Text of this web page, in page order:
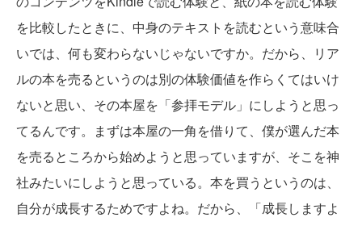
を比較したときに、中身のテキストを読むという意味合
いでは、何も変わらないじゃないですか。だから、リア
ルの本を売るというのは別の体験価値を作らくてはいけ
ないと思い、その本屋を「参拝モデル」にしようと思っ
てるんです。まずは本屋の一角を借りて、僕が選んだ本
を売るところから始めようと思っていますが、そこを神
社みたいにしようと思っている。本を買うというのは、
自分が成長するためですよね。だから、「成長しますよ